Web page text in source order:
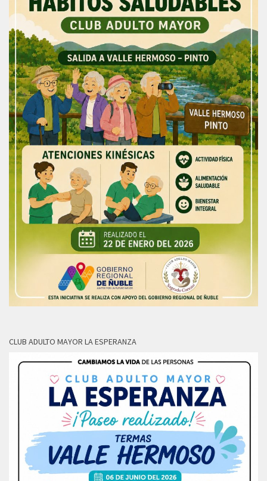
CLUB ADULTO MAYOR LA ESPERANZA